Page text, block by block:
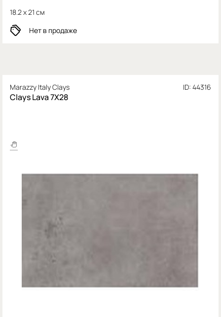
18.2 x 21 см
Нет в продаже
Marazzy Italy Clays ID: 44316
Clays Lava 7X28